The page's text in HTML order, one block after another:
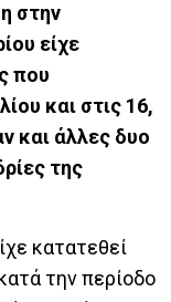
στην
είχε
που
και στις 16,
και άλλες δυο
της
κατατεθεί
την περίοδο